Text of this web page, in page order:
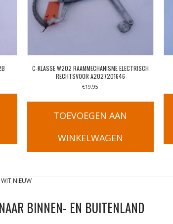
C-KLASSE W202 RAAMMECHANISME ELECTRISCH
RECHTSVOOR A2027201646
€19,95
TOEVOEGEN AAN
WINKELWAGEN
NIEUW
BINNEN- EN BUITENLAND